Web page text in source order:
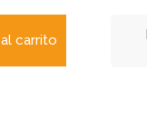
carrito